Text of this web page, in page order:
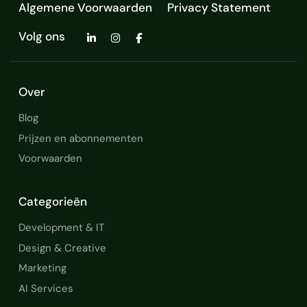
Algemene Voorwaarden
Privacy Statement
Volg ons
Over
Blog
Prijzen en abonnementen
Voorwaarden
Categorieën
Development & IT
Design & Creative
Marketing
AI Services